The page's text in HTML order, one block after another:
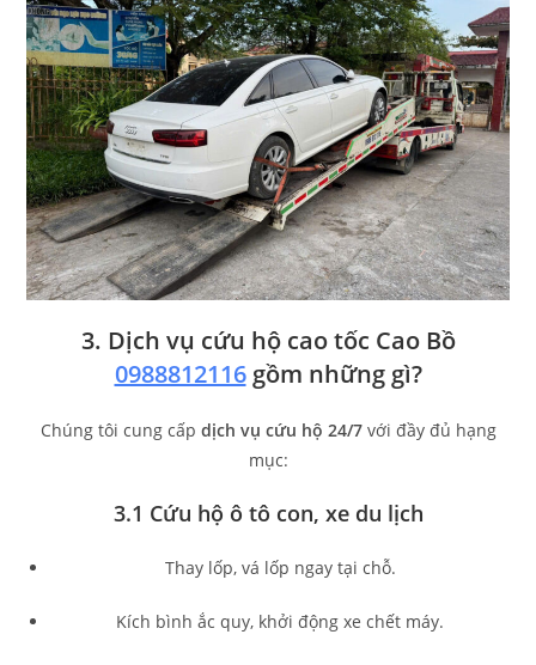
3. Dịch vụ cứu hộ cao tốc Cao Bồ
0988812116gồm những gì?
Chúng tôi cung cấp dịch vụ cứu hộ 24/7với đầy đủ hạng
mục:
3.1 Cứu hộ ô tô con, xe du lịch
Thay lốp, vá lốp ngay tại chỗ.
Kích bình ắc quy, khởi động xe chết máy.